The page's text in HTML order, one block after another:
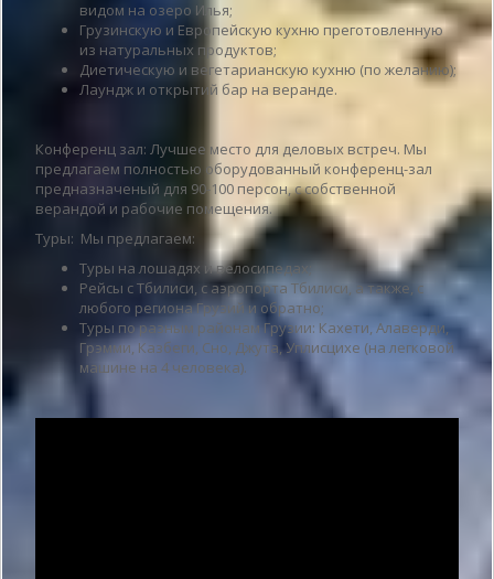
видом на озеро Илья;
Грузинскую и Европейскую кухню преготовленную
из натуральных продуктов;
Диетическую и вегетарианскую кухню (по желанию);
Лаундж и открытий бар на веранде.
Конференц зал: Лучшее место для деловых встреч. Мы
предлагаем полностью оборудованный конференц-зал
предназначеный для 90-100 персон, с собственной
верандой и рабочие помещения.
Туры: Мы предлагаем:
Туры на лошадях и велосипедах;
Рейсы с Тбилиси, с аэропорта Тбилиси, а также, с
любого региона Грузий и обратно;
Туры по разным районам Грузии: Кахети, Алаверди,
Грэмми, Казбеги, Сно, Джута, Уплисцихе (на легковой
машине на 4 человека).